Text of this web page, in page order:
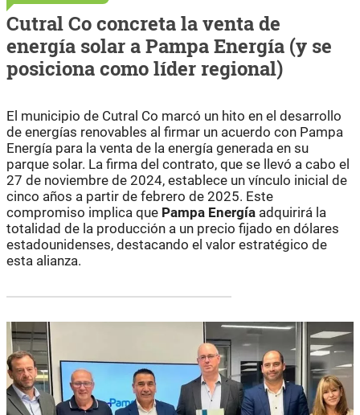
Cutral Co concreta la venta de
energía solar a Pampa Energía (y se
posiciona como líder regional)
El municipio de Cutral Co marcó un hito en el desarrollo
de energías renovables al firmar un acuerdo con Pampa
Energía para la venta de la energía generada en su
parque solar. La firma del contrato, que se llevó a cabo el
27 de noviembre de 2024, establece un vínculo inicial de
cinco años a partir de febrero de 2025. Este
compromiso implica que Pampa Energía adquirirá la
totalidad de la producción a un precio fijado en dólares
estadounidenses, destacando el valor estratégico de
esta alianza.